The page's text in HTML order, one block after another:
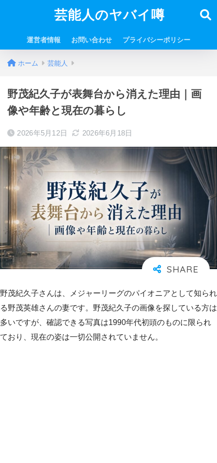
芸能人のヤバイ噂
運営者情報 お問い合わせ プライバシーポリシー
ホーム 芸能人
野茂紀久子が表舞台から消えた理由｜画
像や年齢と現在の暮らし
2026年5月12日 2026年6月18日
野茂紀久子さんは、メジャーリーグのパイオニアとして知られ
る野茂英雄さんの妻です。野茂紀久子の画像を探している方は
多いですが、確認できる写真は1990年代初頭のものに限られ
ており、現在の姿は一切公開されていません。